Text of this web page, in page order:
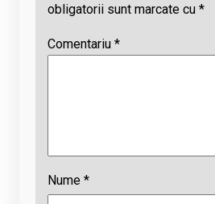
obligatorii sunt marcate cu *
Comentariu *
Nume *